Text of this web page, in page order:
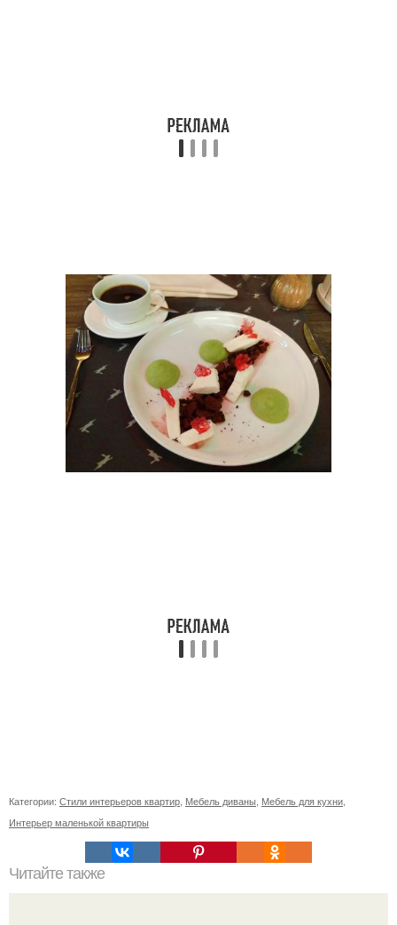
Категории: Стили интерьеров квартир Мебель диваны Мебель для кухни
Интерьер маленькой квартиры
Читайте также